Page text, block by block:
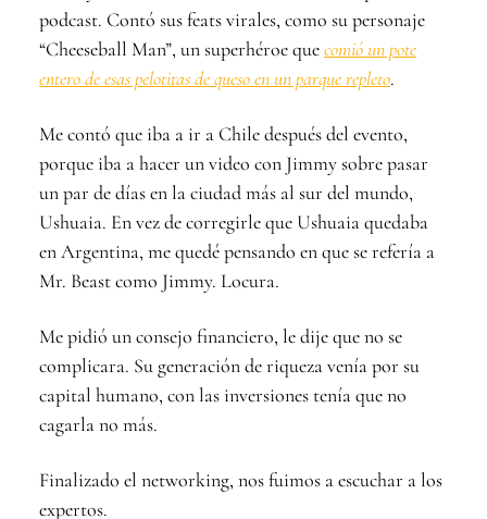
podcast. Contó sus feats virales, como su personaje
“Cheeseball Man”, un superhéroe quecomió un pote
entero de esas pelotitas de queso en un parque repleto.
Me contó que iba a ir a Chile después del evento,
porque iba a hacer un video con Jimmy sobre pasar
un par de días en la ciudad más al sur del mundo,
Ushuaia. En vez de corregirle que Ushuaia quedaba
en Argentina, me quedé pensando en que se refería a
Mr. Beast como Jimmy. Locura.
Me pidió un consejo financiero, le dije que no se
complicara. Su generación de riqueza venía por su
capital humano, con las inversiones tenía que no
cagarla no más.
Finalizado el networking, nos fuimos a escuchar a los
expertos.